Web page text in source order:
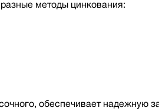
методы цинкования:
обеспечивает надежную